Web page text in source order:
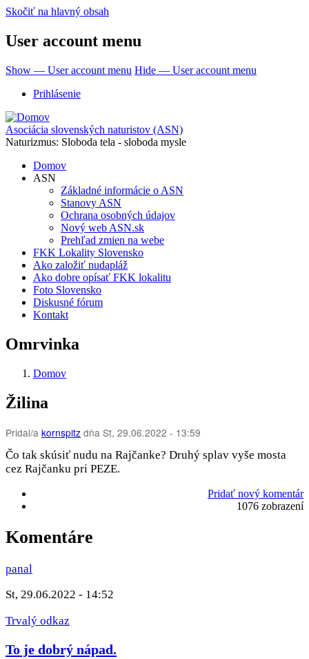
Skočiť na hlavný obsah
User account menu
Show — User account menu Hide — User account menu
Prihlásenie
Asociácia slovenských naturistov (ASN)
Naturizmus: Sloboda tela - sloboda mysle
Domov
ASN
Základné informácie o ASN
Stanovy ASN
Ochrana osobných údajov
Nový web ASN.sk
Prehľad zmien na webe
FKK Lokality Slovensko
Ako založiť nudapláž
Ako dobre opísať FKK lokalitu
Foto Slovensko
Diskusné fórum
Kontakt
Omrvinka
Domov
Žilina
Pridal/a kornspitz dňa St, 29.06.2022 - 13:59
Čo tak skúsiť nudu na Rajčanke? Druhý splav vyše mosta
cez Rajčanku pri PEZE.
Pridať nový komentár
1076 zobrazení
Komentáre
panal
St, 29.06.2022 - 14:52
Trvalý odkaz
To je dobrý nápad.